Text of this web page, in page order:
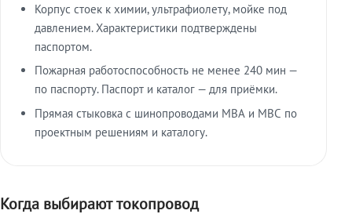
Корпус стоек к химии, ультрафиолету, мойке под
давлением. Характеристики подтверждены
паспортом.
Пожарная работоспособность не менее 240 мин —
по паспорту. Паспорт и каталог — для приёмки.
Прямая стыковка с шинопроводами МВА и МВС по
проектным решениям и каталогу.
Когда выбирают токопровод